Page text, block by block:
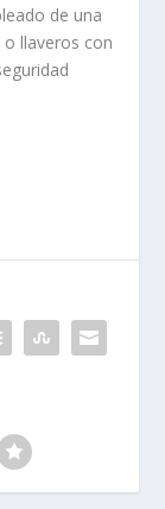
de una
llaveros con